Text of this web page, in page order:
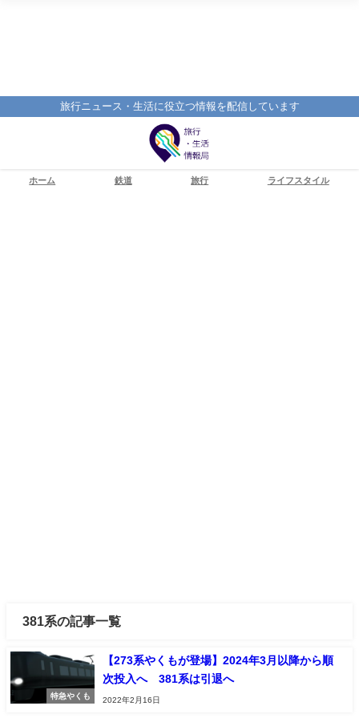
旅行ニュース・生活に役立つ情報を配信しています
ホーム 鉄道 旅行 ライフスタイル
381系の記事一覧
特急やくも
【273系やくもが登場】2024年3月以降から順
次投入へ 381系は引退へ
2022年2月16日